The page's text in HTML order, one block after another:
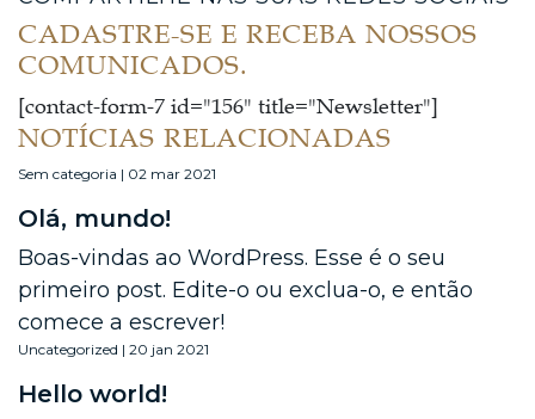
CADASTRE-SE E RECEBA NOSSOS
COMUNICADOS.
[contact-form-7 id="156" title="Newsletter"]
NOTÍCIAS RELACIONADAS
Sem categoria | 02 mar 2021
Olá, mundo!
Boas-vindas ao WordPress. Esse é o seu
primeiro post. Edite-o ou exclua-o, e então
comece a escrever!
Uncategorized | 20 jan 2021
Hello world!